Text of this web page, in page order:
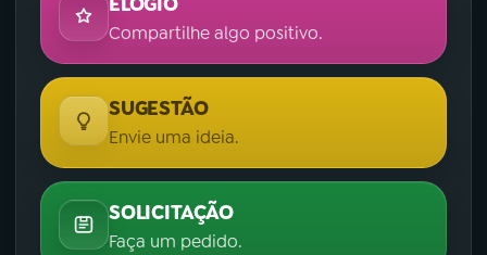
Compartilhe algo positivo.
SUGESTÃO
Envie uma ideia.
SOLICITAÇÃO
Faça um pedido.